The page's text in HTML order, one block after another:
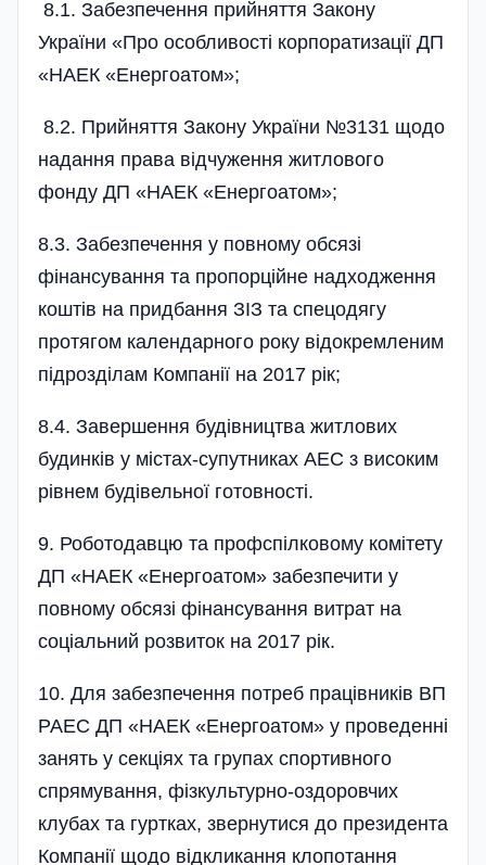
8.1. Забезпечення прийняття Закону
України «Про особливості корпоратизації ДП
«НАЕК «Енергоатом»;
8.2. Прийняття Закону України №3131 щодо
надання права відчуження житлового
фонду ДП «НАЕК «Енергоатом»;
8.3. Забезпечення у повному обсязі
фінансування та пропорційне надходження
коштів на придбання ЗІЗ та спецодягу
протягом календарного року відокремленим
підрозділам Компанії на 2017 рік;
8.4. Завершення будівництва житлових
будинків у містах-супутниках АЕС з високим
рівнем будівельної готовності.
9. Роботодавцю та профспілковому комітету
ДП «НАЕК «Енерго­атом» забезпечити у
повному обсязі фінансування витрат на
соці­альний розвиток на 2017 рік.
10. Для забезпечення потреб працівників ВП
РАЕС ДП «НАЕК «Енергоатом» у проведенні
занять у секціях та групах спортивного
спрямування, фізкультурно-оздоровчих
клубах та гуртках, звернутися до президента
Компанії щодо від­кликання клопотання